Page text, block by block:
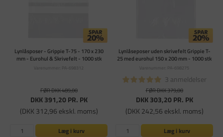
Lynlåsposer - Grippie T-75 - 170 x 230
mm - Eurohul & Skrivefelt - 1000 stk
Varenummer: PA-698312
FØR DKK 489,00
DKK 391,20PR. PK
(DKK 312,96 ekskl. moms)
Læg i kurv
Lynlåseposer uden skrivefelt Grippie T-
25 med eurohul 150 x 200 mm - 1000 stk
Varenummer: PA-698275
3 anmeldelser
FØR DKK 379,00
DKK 303,20PR. PK
(DKK 242,56 ekskl. moms)
Læg i kurv